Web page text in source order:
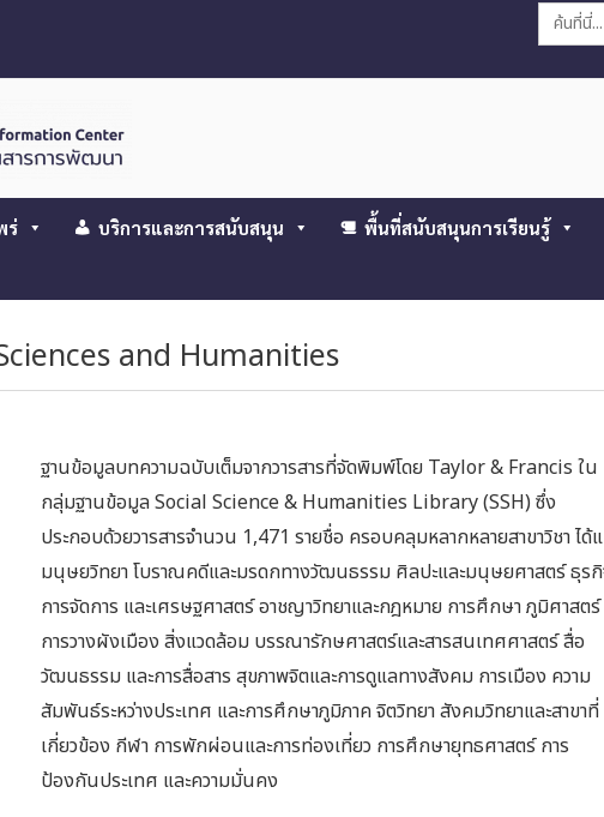
Search
ร่ บริการและการสนับสนุน พื้นที่สนับสนุนการเรียนรู้
and Humanities
ฐานข้อมูลบทความฉบับเต็มจากวารสารที่จัดพิมพ์โดย Taylor & Francis ใน
กลุ่มฐานข้อมูล Social Science & Humanities Library (SSH) ซึ่ง
ประกอบด้วยวารสารจำนวน 1,471 รายชื่อ ครอบคลุมหลากหลายสาขาวิชา ได้
มนุษยวิทยา โบราณคดีและมรดกทางวัฒนธรรม ศิลปะและมนุษยศาสตร์ ธุร
การจัดการ และเศรษฐศาสตร์ อาชญาวิทยาและกฎหมาย การศึกษา ภูมิศาสตร์
การวางผังเมือง สิ่งแวดล้อม บรรณารักษศาสตร์และสารสนเทศศาสตร์ สื่อ
วัฒนธรรม และการสื่อสาร สุขภาพจิตและการดูแลทางสังคม การเมือง ความ
สัมพันธ์ระหว่างประเทศ และการศึกษาภูมิภาค จิตวิทยา สังคมวิทยาและสาขาที่
เกี่ยวข้อง กีฬา การพักผ่อนและการท่องเที่ยว การศึกษายุทธศาสตร์ การ
ป้องกันประเทศ และความมั่นคง